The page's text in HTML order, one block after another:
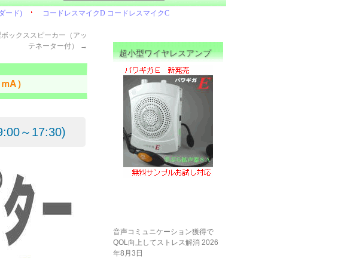
ックススピーカー（アッ
テネーター付）
→
A）
～17:30)
超小型ワイヤレスアンプ
音声コミュニケーション獲得で
QOL向上してストレス解消 2026
年8月3日